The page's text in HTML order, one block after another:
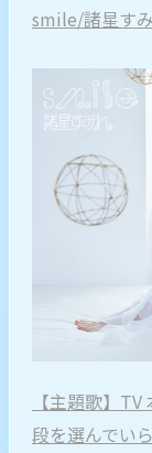
smile/諸星す
【主題歌】
段を選んでい